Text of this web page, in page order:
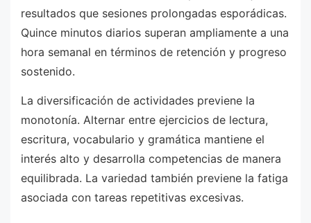
resultados que sesiones prolongadas esporádicas.
Quince minutos diarios superan ampliamente a una
hora semanal en términos de retención y progreso
sostenido.
La diversificación de actividades previene la
monotonía. Alternar entre ejercicios de lectura,
escritura, vocabulario y gramática mantiene el
interés alto y desarrolla competencias de manera
equilibrada. La variedad también previene la fatiga
asociada con tareas repetitivas excesivas.